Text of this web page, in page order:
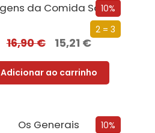
10%
2 = 3
Viagens da Comida Saudável
16,90€ 15,21 €
Adicionar ao carrinho
10%
Os Generais